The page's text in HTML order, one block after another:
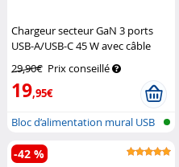
Chargeur secteur GaN 3 ports
USB-A/USB-C 45 W avec câble
Revolt
29,90€ Prix conseillé
19,95€
Bloc d’alimentation mural USB
GaN a...
-42 %